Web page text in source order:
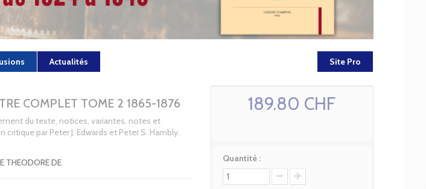
Actualités Site Pro
COMPLET TOME 2 1865-1876
du texte, notices, variantes, notes et
critique par Peter J. Edwards et Peter S. Hambly.
THEODORE DE
189.80 CHF
Quantité :